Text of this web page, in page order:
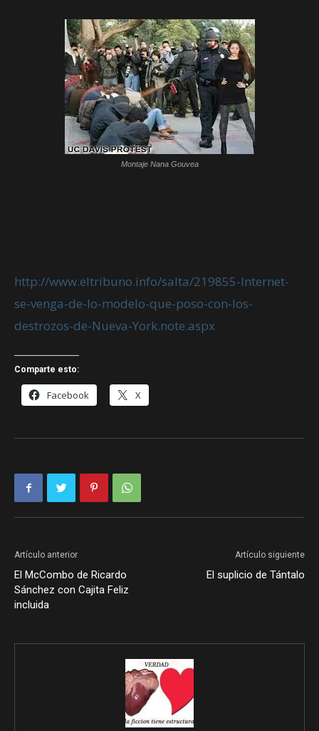
Montaje Nana Gouvea
http://www.eltribuno.info/salta/219855-Internet-
se-venga-de-lo-modelo-que-poso-con-los-
destrozos-de-Nueva-York.note.aspx
Comparte esto:
Facebook X
Artículo anterior
El McCombo de Ricardo
Sánchez con Cajita Feliz
incluida
Artículo siguiente
El suplicio de Tántalo